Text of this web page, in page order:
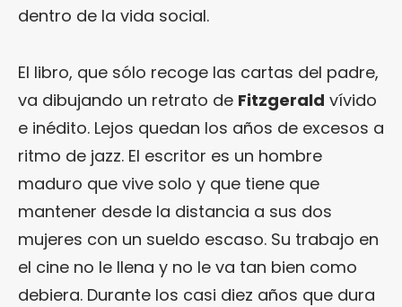
dentro de la vida social.
El libro, que sólo recoge las cartas del padre,
va dibujando un retrato de Fitzgerald vívido
e inédito. Lejos quedan los años de excesos a
ritmo de jazz. El escritor es un hombre
maduro que vive solo y que tiene que
mantener desde la distancia a sus dos
mujeres con un sueldo escaso. Su trabajo en
el cine no le llena y no le va tan bien como
debiera. Durante los casi diez años que dura